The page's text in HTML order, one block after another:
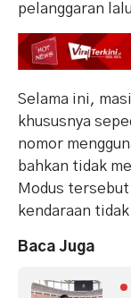
pelanggaran
Selama ini,
khususnya
nomor
bahkan tidak
Modus
kendaraan
Baca Juga